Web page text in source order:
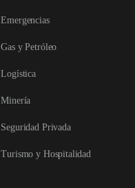
Emergencias
Gas y Petróleo
Logística
Minería
Seguridad Privada
Turismo y Hospitalidad